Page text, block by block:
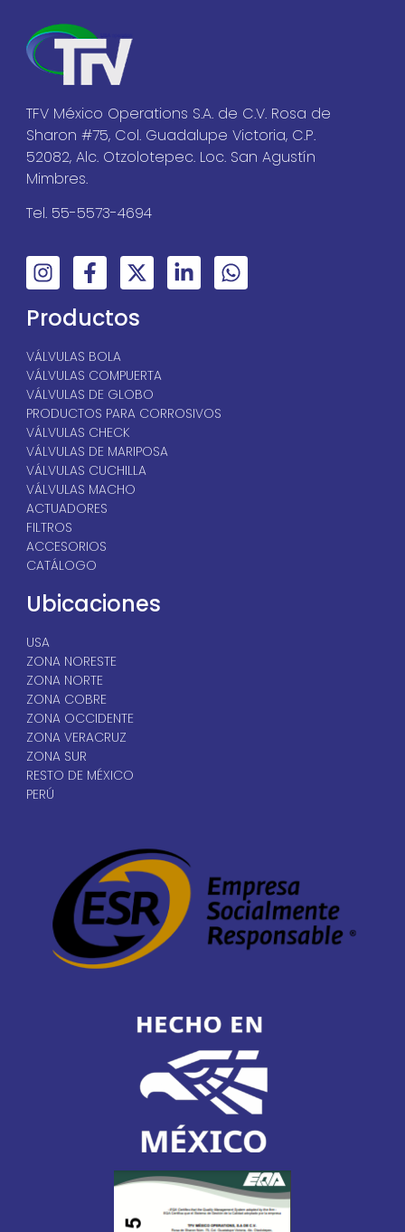
TFV México Operations S.A. de C.V. Rosa de
Sharon #75, Col. Guadalupe Victoria, C.P.
52082, Alc. Otzolotepec. Loc. San Agustín
Mimbres.
Tel. 55-5573-4694
Productos
VÁLVULAS BOLA
VÁLVULAS COMPUERTA
VÁLVULAS DE GLOBO
PRODUCTOS PARA CORROSIVOS
VÁLVULAS CHECK
VÁLVULAS DE MARIPOSA
VÁLVULAS CUCHILLA
VÁLVULAS MACHO
ACTUADORES
FILTROS
ACCESORIOS
CATÁLOGO
Ubicaciones
USA
ZONA NORESTE
ZONA NORTE
ZONA COBRE
ZONA OCCIDENTE
ZONA VERACRUZ
ZONA SUR
RESTO DE MÉXICO
PERÚ